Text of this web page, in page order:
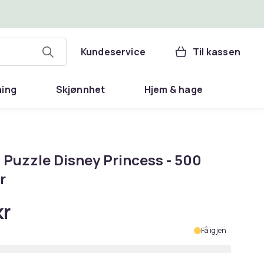
Kundeservice Til kassen
Skjønnhet Hjem & hage
Puzzle Disney Princess - 500
Få igjen